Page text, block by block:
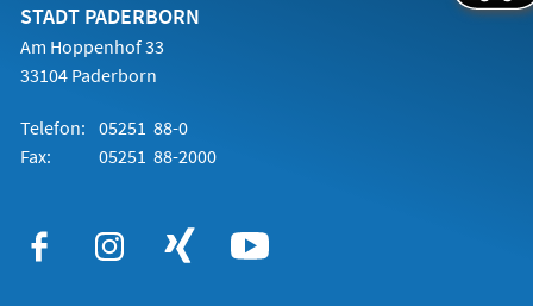
STADT PADERBORN
Am Hoppenhof 33
33104 Paderborn
Telefon: 05251 88-0
Fax:
05251 88-2000